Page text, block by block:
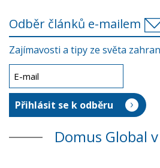
Odběr článků e-mailem
Zajímavosti a tipy ze světa
Domus Global